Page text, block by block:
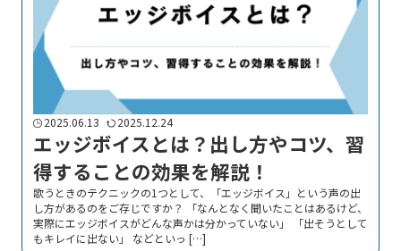
2025.06.13 2025.12.24
エッジボイスとは？出し方やコツ、習
得することの効果を解説！
歌うときのテクニックの1つとして、「エッジボイス」という声の出
し方があるのをご存じですか？ 「なんとなく聞いたことはあるけど、
実際にエッジボイスがどんな声かは分かっていない」 「出そうとして
もキレイに出ない」 などといっ […]